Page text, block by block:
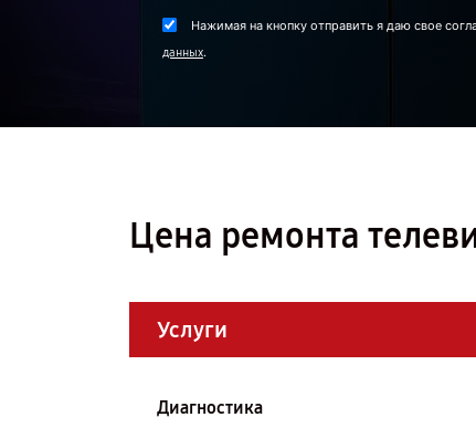
Нажимая на кнопку отправить я даю свое
данных.
Цена ремонта
Услуги
Диагностика